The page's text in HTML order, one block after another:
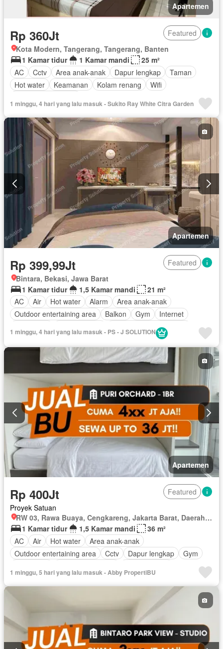
Apartemen
Rp 360Jt
Featured
Kota Modern, Tangerang, Tangerang, Banten
1 Kamar tidur
1 Kamar mandi
25 m²
AC
Cctv Area anak-anak Dapur lengkap
Taman
Hot water
Keamanan Kolam renang
Wifi
1 minggu, 4 hari yang lalu masuk - Sukito Ray White Citra Garden
Apartemen
Rp 399,99Jt
Featured
Bintara, Bekasi, Jawa Barat
1 Kamar tidur
1,5 Kamar mandi
21 m²
AC
Air Hot water Alarm
Area anak-anak
Outdoor entertaining area
Balkon Gym
Internet
Lemari pakaian bawaan
Secure parking
Panggang
Dapur terpadu
Taman atap
Pemandangan panorama
Pay TV access
Pemanasan
Taman
Dapur lengkap
Akses bagi penyandang disabilitas
Listrik
Pramutamu
Spa
Ruang layanan Lapangan tenis
Televisi
Keamanan 24 jam
Tangki air Kabel video
Telephone
Ruang kantor
Rumah jaga Fully fenced
Cctv
Rubanah
Deck Perapian Interkom
Jacuzzi
Gas alam
Pustaka Halaman Berperabot lengkap
1 minggu, 4 hari yang lalu masuk - PS - J SOLUTION
Apartemen
Rp 400Jt
Featured
Proyek Satuan
RW 03, Rawa Buaya, Cengkareng, Jakarta Barat, Daerah Khusus Ibukota Jakarta
1 Kamar tidur
1,5 Kamar mandi
36 m²
AC
Air Hot water
Area anak-anak
Outdoor entertaining area
Cctv Dapur lengkap
Gym
Lemari pakaian bawaan
Angkat Listrik
Televisi
Garasi
1 minggu, 5 hari yang lalu masuk - Abby PropertiBU